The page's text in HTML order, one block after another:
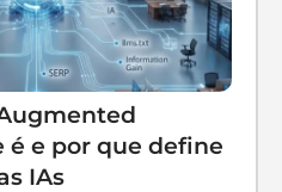
é e por que define
IAs